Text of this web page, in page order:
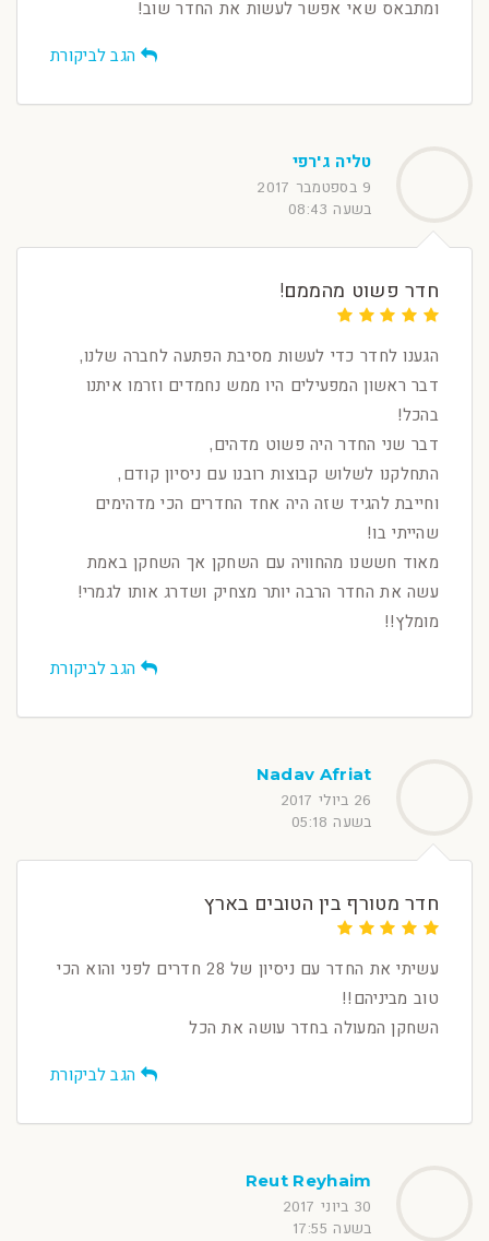
ומתבאס שאי אפשר לעשות את החדר שוב!
הגב לביקורת
טליה ג'רפי
9 בספטמבר 2017
בשעה 08:43
חדר פשוט מהממם!
הגענו לחדר כדי לעשות מסיבת הפתעה לחברה שלנו,
דבר ראשון המפעילים היו ממש נחמדים וזרמו איתנו
בהכל!
דבר שני החדר היה פשוט מדהים,
התחלקנו לשלוש קבוצות רובנו עם ניסיון קודם,
וחייבת להגיד שזה היה אחד החדרים הכי מדהימים
שהייתי בו!
מאוד חששנו מהחוויה עם השחקן אך השחקן באמת
עשה את החדר הרבה יותר מצחיק ושדרג אותו לגמרי!
מומלץ!!
הגב לביקורת
Nadav Afriat
26 ביולי 2017
בשעה 05:18
חדר מטורף בין הטובים בארץ
עשיתי את החדר עם ניסיון של 28 חדרים לפני והוא הכי
טוב מביניהם!!
השחקן המעולה בחדר עושה את הכל
הגב לביקורת
Reut Reyhaim
30 ביוני 2017
בשעה 17:55